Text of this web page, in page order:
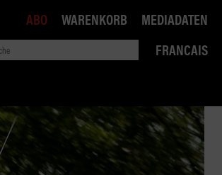
FRANCAIS
ABO WARENKORB MEDIADATEN